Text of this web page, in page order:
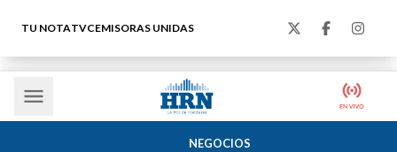
TU NOTATVCEMISORAS UNIDAS
NEGOCIOS